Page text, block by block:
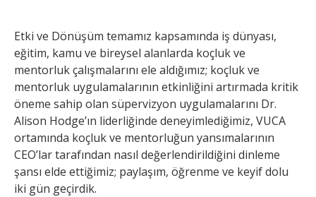
Etki ve Dönüşüm temamız kapsamında iş dünyası,
eğitim, kamu ve bireysel alanlarda koçluk ve
mentorluk çalışmalarını ele aldığımız; koçluk ve
mentorluk uygulamalarının etkinliğini artırmada kritik
öneme sahip olan süpervizyon uygulamalarını Dr.
Alison Hodge’ın liderliğinde deneyimlediğimiz, VUCA
ortamında koçluk ve mentorluğun yansımalarının
CEO’lar tarafından nasıl değerlendirildiğini dinleme
şansı elde ettiğimiz; paylaşım, öğrenme ve keyif dolu
iki gün geçirdik.